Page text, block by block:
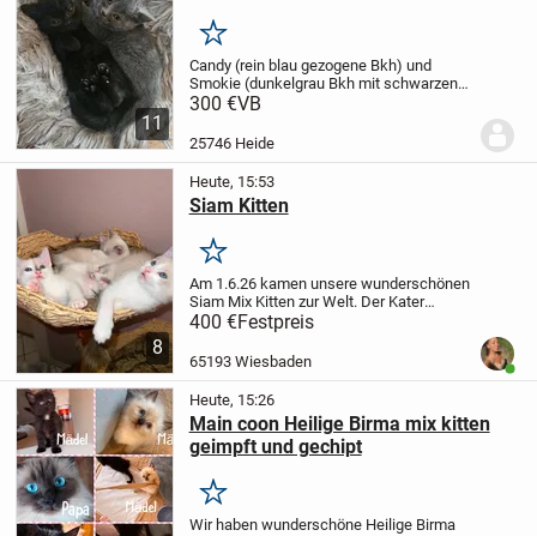
11
Merken
Candy (rein blau gezogene Bkh) und
Smokie (dunkelgrau Bkh mit schwarzen
Abzeichen) haben 6 entzückende Kitten
drei dunkel.Sie dürfen bald ausziehen,
zwei Jungs...
300 €VB
25746 Heide
8
Heute, 15:53
Siam Kitten
Merken
Am 1.6.26 kamen unsere wunderschönen
Siam Mix Kitten zur Welt. Der Kater
(Vater) ist ein reinrassiger Siam und die
Mutter-Katze ist ein Mix.
wachsen liebevoll in einer Familie auf in
der...
400 €Festpreis
65193 Wiesbaden
Heute, 15:26
Main coon Heilige Birma mix kitten
geimpft und gechipt
Merken
Wir haben wunderschöne Heilige Birma